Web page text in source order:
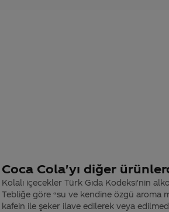
Coca Cola'yı diğer
Kolalı içecekler Türk Gıda Kodeksi'nin
Tebliğe göre “su ve kendine özgü aroma
kafein ile şeker ilave edilerek veya